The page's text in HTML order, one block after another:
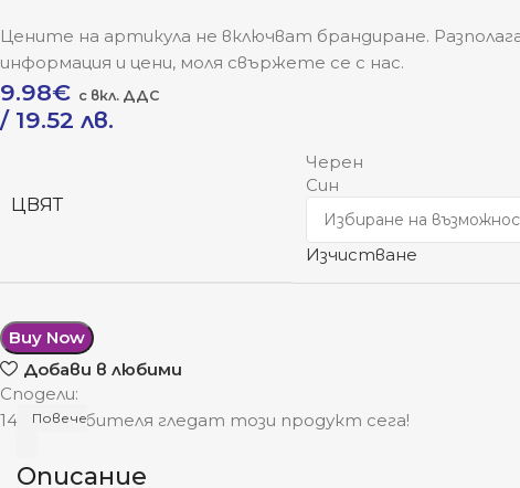
Цените на артикула не включват брандиране.
информация и цени, моля свържете се с нас.
9.98€
/ 19.52 лв.
ЦВЯТ
Черен
Син
Изчистване
Buy Now
Добави в любими
Сподели:
14
потребителя гледат този продукт сега!
Описание
Повече